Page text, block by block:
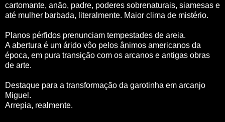
cartomante, anão, padre, poderes sobrenaturais, siamesas e
até mulher barbada, literalmente. Maior clima de mistério.
Planos pérfidos prenunciam tempestades de areia.
A abertura é um árido vôo pelos ânimos americanos da
época, em pura transição com os arcanos e antigas obras
de arte.
Destaque para a transformação da garotinha em arcanjo
Miguel.
Arrepia, realmente.